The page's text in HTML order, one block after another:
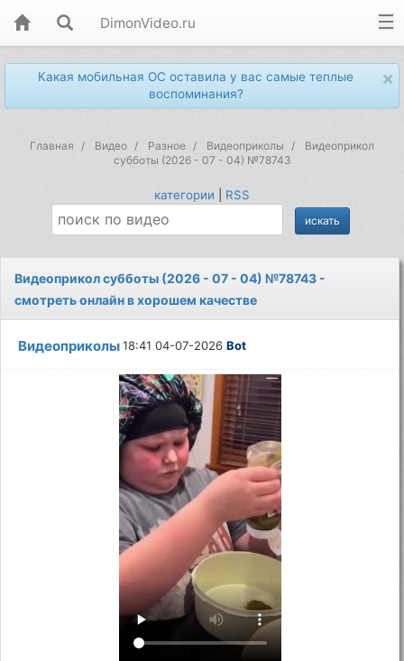
DimonVideo.ru
×
Какая мобильная ОС оставила у вас самые теплые
воспоминания?
Главная Видео Разное Видеоприколы
Видеоприкол
субботы (2026 - 07 - 04) №78743
категории RSS
Видеоприкол субботы (2026 - 07 - 04) №78743 -
смотреть онлайн в хорошем качестве
Видеоприколы18:41 04-07-2026Bot